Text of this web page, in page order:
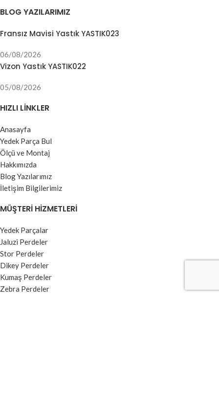
BLOG YAZILARIMIZ
Fransız Mavisi Yastık YASTIK023
06/08/2026
Vizon Yastık YASTIK022
05/08/2026
HIZLI LINKLER
Anasayfa
Yedek Parça Bul
Ölçü ve Montaj
Hakkımızda
Blog Yazılarımız
İletişim Bilgilerimiz
MÜŞTERI HIZMETLERI
Yedek Parçalar
Jaluzi Perdeler
Stor Perdeler
Dikey Perdeler
Kumaş Perdeler
Zebra Perdeler